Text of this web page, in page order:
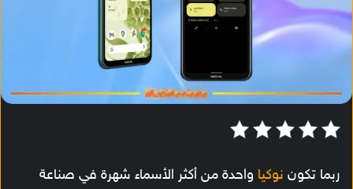
ربما تكون نوكيا واحدة من أكثر الأسماء شهرة في صناعة